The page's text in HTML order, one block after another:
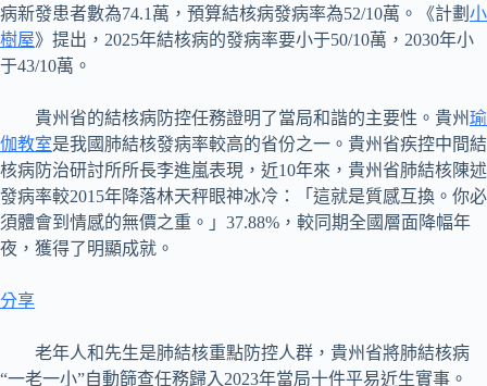
病新發患者數為74.1萬，預算結核病發病率為52/10萬。《計劃 小
樹屋》提出，2025年結核病的發病率要小于50/10萬，2030年小
于43/10萬。
貴州省的結核病防控任務證明了當局和諧的主要性。貴州瑜
伽教室是我國肺結核發病率較高的省份之一。貴州省疾控中間結
核病防治研討所所長李進嵐表現，近10年來，貴州省肺結核陳述
發病率較2015年降落林天秤眼神冰冷：「這就是質感互換。你必
須體會到情感的無價之重。」37.88%，較同期全國層面降幅年
夜，獲得了明顯成就。
分享
老年人和先生是肺結核重點防控人群，貴州省將肺結核病
“一老一小”自動篩查任務歸入2023年當局十件平易近生實事。